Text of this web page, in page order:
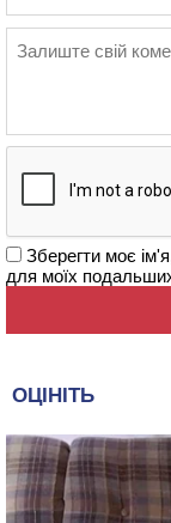
Зберегти моє
для моїх